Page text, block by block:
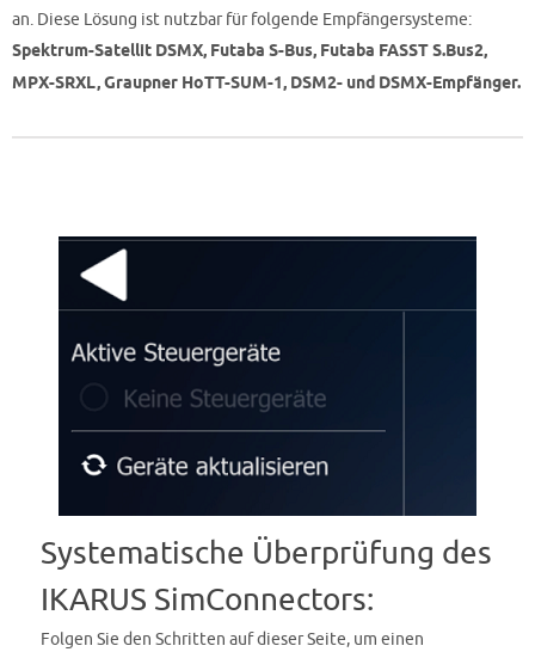
an. Diese Lösung ist nutzbar für folgende Empfängersysteme:
Spektrum-Satellit DSMX, Futaba S-Bus, Futaba FASST S.Bus2,
MPX-SRXL, Graupner HoTT-SUM-1, DSM2- und DSMX-Empfänger.
Systematische Überprüfung des
IKARUS SimConnectors:
Folgen Sie den Schritten auf dieser Seite, um einen